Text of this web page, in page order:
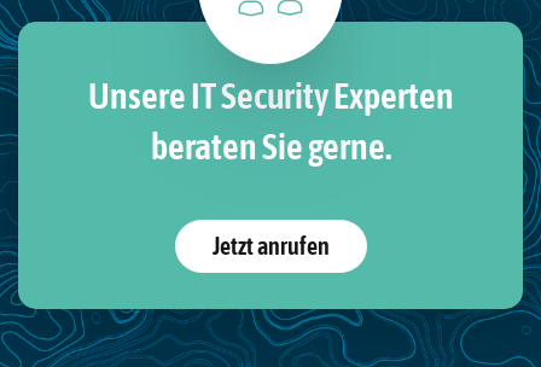
Unsere IT Security Experten
beraten Sie gerne.
Jetzt anrufen